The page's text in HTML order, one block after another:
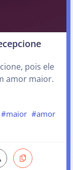
pois ele
amor maior.
#maior #amor